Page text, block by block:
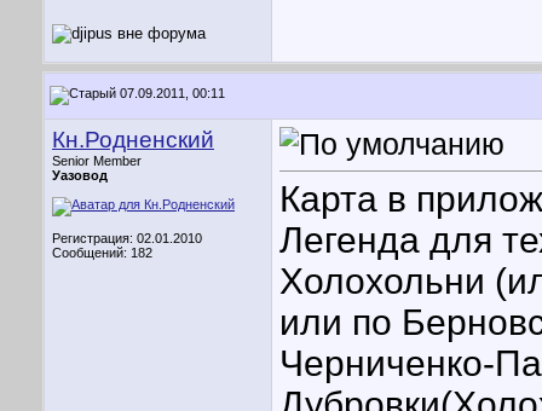
07.09.2011, 00:11
Кн.Родненский
Senior Member
Уазовод
Регистрация: 02.01.2010
Сообщений: 182
Карта в
Легенда для
Холохольни
или по
Черниченко-